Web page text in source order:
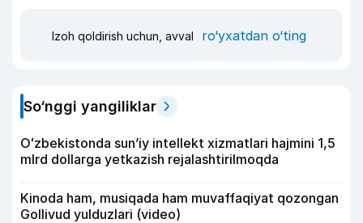
Izoh qoldirish uchun, avval ro‘yxatdan o‘ting
So‘nggi yangiliklar
Oʻzbekistonda sunʼiy intellekt xizmatlari hajmini 1,5
mlrd dollarga yetkazish rejalashtirilmoqda
Kinoda ham, musiqada ham muvaffaqiyat qozongan
Gollivud yulduzlari (video)